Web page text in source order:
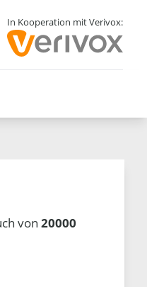
In Kooperation mit Verivox:
von20000